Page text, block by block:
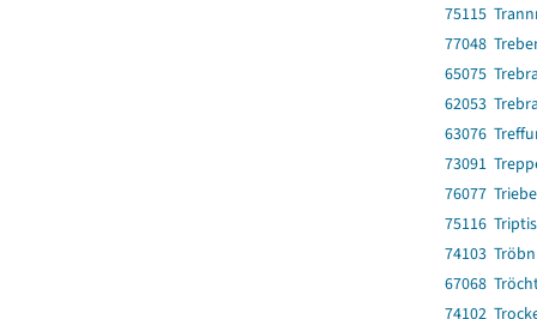
75115
77048
65075
62053
63076
73091
76077
75116
74103
67068
74102